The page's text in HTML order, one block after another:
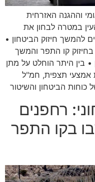
וההגנה האזרחית
במטרה לבחון את
להמשך חיזוק הביטחון •
קו התפר והמשך
• בין היתר הוחלט על מתן
אמצעי תצפית, חמ"ל
כוחות הביטחון והשיטור
רחפנים
בקו התפר